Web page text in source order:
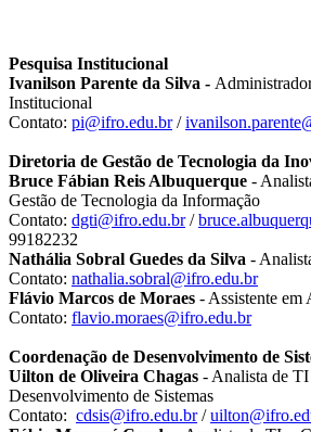
Pesquisa Institucional
Ivanilson Parente da Silva -
Institucional
Contato: pi@ifro.edu.br/
Diretoria de Gestão de Tecnologia da
Bruce Fábian Reis Albuquerque -
Gestão de Tecnologia da Informação
Contato: dgti@ifro.edu.br/
99182232
Nathália Sobral Guedes da Silva -
Contato: nathalia.sobral@ifro.edu.br
Flávio Marcos de Moraes - Assistente em
Contato: flavio.moraes@ifro.edu.br
Coordenação de Desenvolvimento de
Uilton de Oliveira Chagas - Analista de
Desenvolvimento de Sistemas
Contato: cdsis@ifro.edu.br/